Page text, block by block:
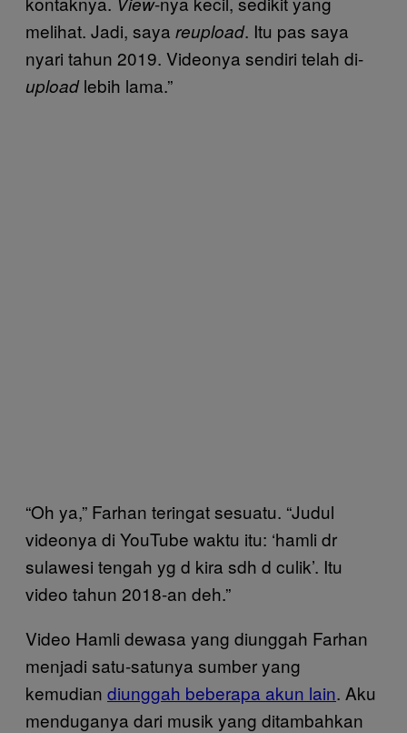
melihat. Jadi, saya reupload. Itu pas saya
nyari tahun 2019. Videonya sendiri telah di-
uploadlebih lama.”
“Oh ya,” Farhan teringat sesuatu. “Judul
videonya di YouTube waktu itu: ‘hamli dr
sulawesi tengah yg d kira sdh d culik’. Itu
video tahun 2018-an deh.”
Video Hamli dewasa yang diunggah Farhan
menjadi satu-satunya sumber yang
kemudian diunggah beberapa akun lain. Aku
menduganya dari musik yang ditambahkan